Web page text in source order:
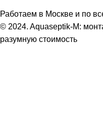
Работаем в Москве и по
© 2024. Aquaseptik-M:
разумную стоимость